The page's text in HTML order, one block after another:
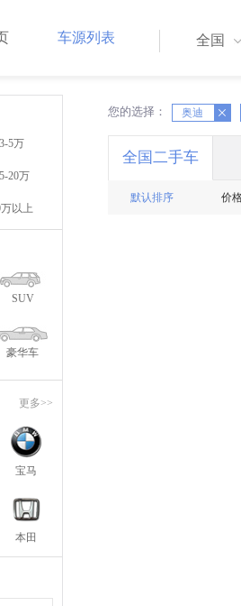
车源列表 全国
3-5万
20万
以上
SUV
豪华车
更多>>
宝马
本田
您的选择： 奥迪
X X
全国二手车
默认排序 价